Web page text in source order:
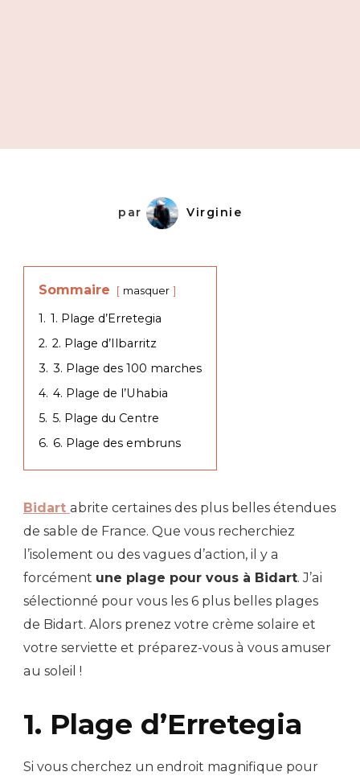
par Virginie
Sommaire masquer
1. 1. Plage d’Erretegia
2. 2. Plage d’Ilbarritz
3. 3. Plage des 100 marches
4. 4. Plage de l’Uhabia
5. 5. Plage du Centre
6. 6. Plage des embruns
Bidart abrite certaines des plus belles étendues
de sable de France. Que vous recherchiez
l’isolement ou des vagues d’action, il y a
forcément une plage pour vous à Bidart. J’ai
sélectionné pour vous les 6 plus belles plages
de Bidart. Alors prenez votre crème solaire et
votre serviette et préparez-vous à vous amuser
au soleil !
1. Plage d’Erretegia
Si vous cherchez un endroit magnifique pour